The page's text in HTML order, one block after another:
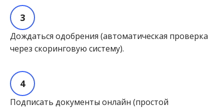
Дождаться одобрения (автоматическая проверка
через скоринговую систему).
Подписать документы онлайн (простой